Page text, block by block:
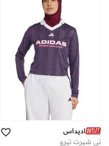
اديداس
تي شيرت تيرو